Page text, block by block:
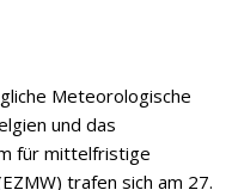
Meteorologische
und das
für mittelfristige
trafen sich am 27.